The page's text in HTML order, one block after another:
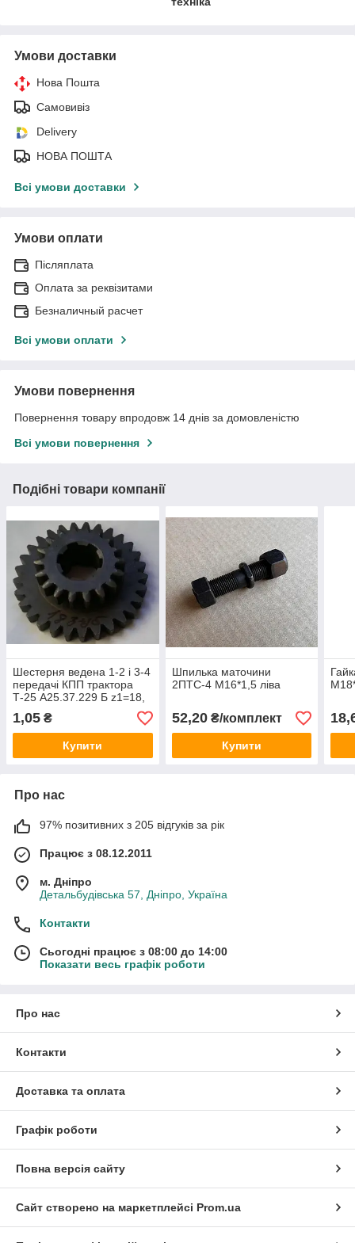
Умови доставки
Нова Пошта
Самовивіз
Delivery
НОВА ПОШТА
Всі умови доставки
Умови оплати
Післяплата
Оплата за реквізитами
Безналичный расчет
Всі умови оплати
Умови повернення
Повернення товару впродовж 14 днів за домовленістю
Всі умови повернення
Подібні товари компанії
Шестерня ведена 1-2 і 3-4
передачі КПП трактора
Т-25 А25.37.229 Б z1=18,
z2=31
1,05 ₴
Купити
Шпилька маточини
2ПТС-4 М16*1,5 ліва
52,20₴/комплект
Купити
Про нас
97% позитивних з 205 відгуків за рік
Працює з 08.12.2011
м. Дніпро
Детальбудівська 57, Дніпро, Україна
Контакти
Сьогодні працює з 08:00 до 14:00
Показати весь графік роботи
Про нас
Контакти
Доставка та оплата
Графік роботи
Повна версія сайту
Сайт створено на маркетплейсі Prom.ua